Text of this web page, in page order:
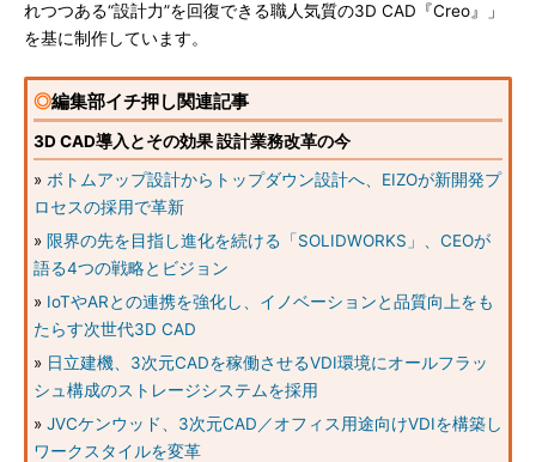
れつつある“設計力”を回復できる職人気質の3D CAD『Creo』」
を基に制作しています。
◎編集部イチ押し関連記事
3D CAD導入とその効果 設計業務改革の今
» ボトムアップ設計からトップダウン設計へ、EIZOが新開発プ
ロセスの採用で革新
» 限界の先を目指し進化を続ける「SOLIDWORKS」、CEOが
語る4つの戦略とビジョン
» IoTやARとの連携を強化し、イノベーションと品質向上をも
たらす次世代3D CAD
» 日立建機、3次元CADを稼働させるVDI環境にオールフラッ
シュ構成のストレージシステムを採用
» JVCケンウッド、3次元CAD／オフィス用途向けVDIを構築し
ワークスタイルを変革